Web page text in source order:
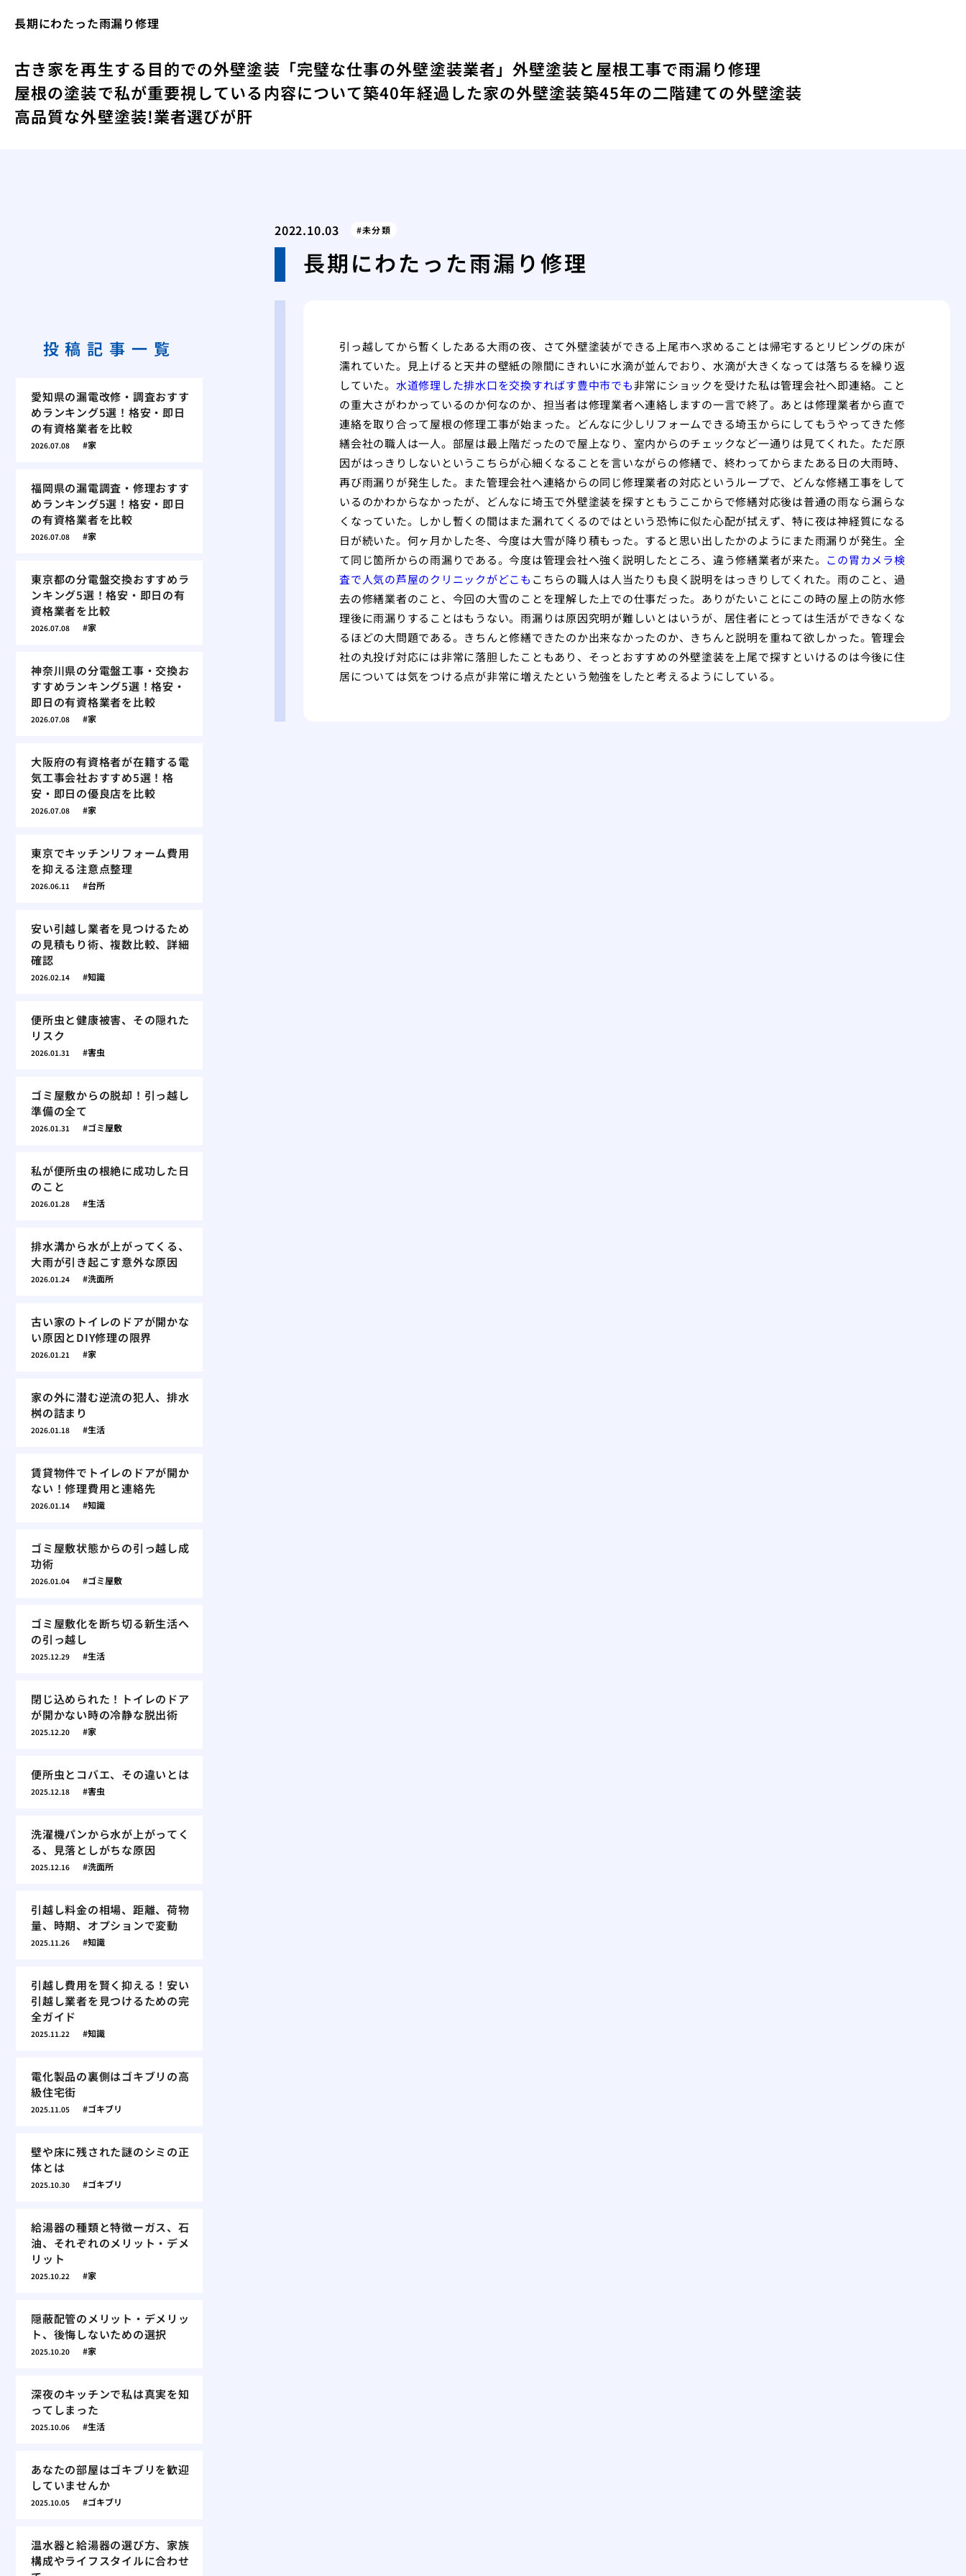
長期にわたった雨漏り修理
古き家を再生する目的での外壁塗装 「完璧な仕事の外壁塗装業者」外壁塗装と屋根工事で雨漏り修理
屋根の塗装で私が重要視している内容について築40年経過した家の外壁塗装築45年の二階建ての外壁塗装
高品質な外壁塗装!業者選びが肝
2022.10.03 未分類
長期にわたった雨漏り修理
引っ越してから暫くしたある大雨の夜、さて外壁塗装ができる上尾市へ求めることは帰宅するとリビングの床が
濡れていた。見上げると天井の壁紙の隙間にきれいに水滴が並んでおり、水滴が大きくなっては落ちるを繰り返
していた。 水道修理した排水口を交換すればす豊中市でも非常にショックを受けた私は管理会社へ即連絡。こと
の重大さがわかっているのか何なのか、担当者は修理業者へ連絡しますの一言で終了。あとは修理業者から直で
連絡を取り合って屋根の修理工事が始まった。どんなに少しリフォームできる埼玉からにしてもうやってきた修
繕会社の職人は一人。部屋は最上階だったので屋上なり、室内からのチェックなど一通りは見てくれた。ただ原
因がはっきりしないというこちらが心細くなることを言いながらの修繕で、終わってからまたある日の大雨時、
再び雨漏りが発生した。また管理会社へ連絡からの同じ修理業者の対応というループで、どんな修繕工事をして
いるのかわからなかったが、どんなに埼玉で外壁塗装を探すともうここからで修繕対応後は普通の雨なら漏らな
くなっていた。しかし暫くの間はまた漏れてくるのではという恐怖に似た心配が拭えず、特に夜は神経質になる
日が続いた。何ヶ月かした冬、今度は大雪が降り積もった。すると思い出したかのようにまた雨漏りが発生。全
て同じ箇所からの雨漏りである。今度は管理会社へ強く説明したところ、違う修繕業者が来た。 この胃カメラ検
査で人気の芦屋のクリニックがどこも こちらの職人は人当たりも良く説明をはっきりしてくれた。雨のこと、過
去の修繕業者のこと、今回の大雪のことを理解した上での仕事だった。ありがたいことにこの時の屋上の防水修
理後に雨漏りすることはもうない。雨漏りは原因究明が難しいとはいうが、居住者にとっては生活ができなくな
るほどの大問題である。きちんと修繕できたのか出来なかったのか、きちんと説明を重ねて欲しかった。管理会
社の丸投げ対応には非常に落胆したこともあり、そっとおすすめの外壁塗装を上尾で探すといけるのは今後に住
居については気をつける点が非常に増えたという勉強をしたと考えるようにしている。
投稿記事一覧
愛知県の漏電改修・調査おすす
めランキング5選！格安・即日
の有資格業者を比較
2026.07.08 家
福岡県の漏電調査・修理おすす
めランキング5選！格安・即日
の有資格業者を比較
2026.07.08 家
東京都の分電盤交換おすすめラ
ンキング5選！格安・即日の有
資格業者を比較
2026.07.08 家
神奈川県の分電盤工事・交換お
すすめランキング5選！格安・
即日の有資格業者を比較
2026.07.08 家
大阪府の有資格者が在籍する電
気工事会社おすすめ5選！格
安・即日の優良店を比較
2026.07.08 家
東京でキッチンリフォーム費用
を抑える注意点整理
2026.06.11 台所
安い引越し業者を見つけるため
の見積もり術、複数比較、詳細
確認
2026.02.14 知識
便所虫と健康被害、その隠れた
リスク
2026.01.31 害虫
ゴミ屋敷からの脱却！引っ越し
準備の全て
2026.01.31 ゴミ屋敷
私が便所虫の根絶に成功した日
のこと
2026.01.28 生活
排水溝から水が上がってくる、
大雨が引き起こす意外な原因
2026.01.24 洗面所
古い家のトイレのドアが開かな
い原因とDIY修理の限界
2026.01.21 家
家の外に潜む逆流の犯人、排水
桝の詰まり
2026.01.18 生活
賃貸物件でトイレのドアが開か
ない！修理費用と連絡先
2026.01.14 知識
ゴミ屋敷状態からの引っ越し成
功術
2026.01.04 ゴミ屋敷
ゴミ屋敷化を断ち切る新生活へ
の引っ越し
2025.12.29 生活
閉じ込められた！トイレのドア
が開かない時の冷静な脱出術
2025.12.20 家
便所虫とコバエ、その違いとは
2025.12.18 害虫
洗濯機パンから水が上がってく
る、見落としがちな原因
2025.12.16 洗面所
引越し料金の相場、距離、荷物
量、時期、オプションで変動
2025.11.26 知識
引越し費用を賢く抑える！安い
引越し業者を見つけるための完
全ガイド
2025.11.22 知識
電化製品の裏側はゴキブリの高
級住宅街
2025.11.05 ゴキブリ
壁や床に残された謎のシミの正
体とは
2025.10.30 ゴキブリ
給湯器の種類と特徴ーガス、石
油、それぞれのメリット・デメ
リット
2025.10.22 家
隠蔽配管のメリット・デメリッ
ト、後悔しないための選択
2025.10.20 家
深夜のキッチンで私は真実を知
ってしまった
2025.10.06 生活
あなたの部屋はゴキブリを歓迎
していませんか
2025.10.05 ゴキブリ
温水器と給湯器の選び方、家族
構成やライフスタイルに合わせ